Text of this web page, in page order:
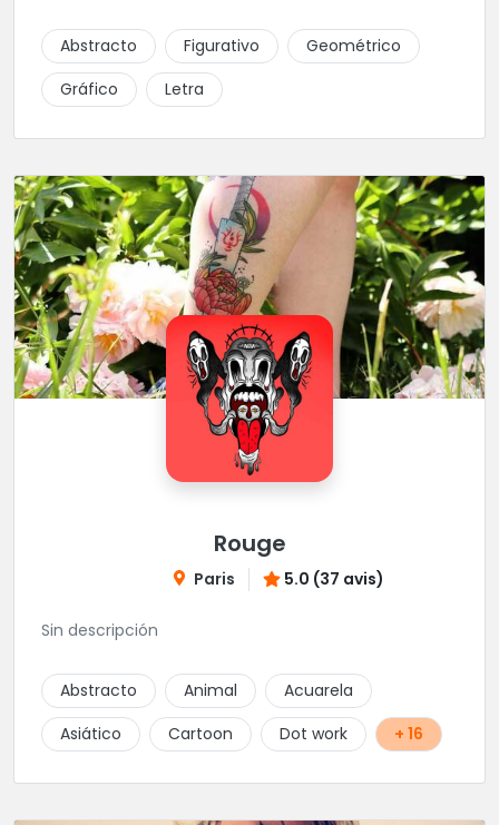
Abstracto Figurativo
Geométrico
Gráfico
Letra
Rouge
Paris 5.0 (37 avis)
Sin descripción
Abstracto Animal
Acuarela
Asiático
Cartoon Dot work + 16